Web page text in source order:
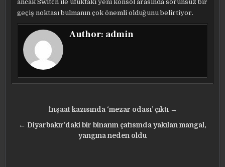
ancak Switch ile ufuktaki yeni konsol arasında sorunsuz bir
geçiş noktası bulmanın çok önemli olduğunu belirtiyor.
Author: admin
gezinmesi
İnşaat kazısında ‘mezar odası’ çıktı →
← Diyarbakır’daki bir binanın çatısında yakılan mangal,
yangına neden oldu